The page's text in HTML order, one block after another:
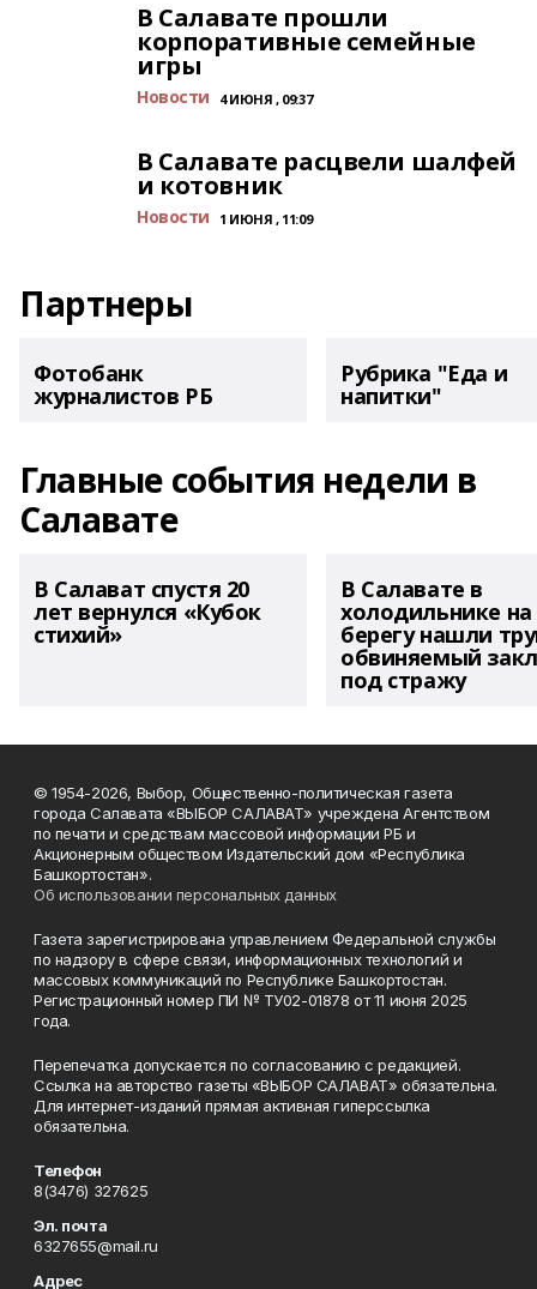
В Салавате прошли
корпоративные семейные
игры
Новости 4 ИЮНЯ , 09:37
В Салавате расцвели шалфей
и котовник
Новости 1 ИЮНЯ , 11:09
Партнеры
Фотобанк
журналистов РБ
Рубрика "Еда и
напитки"
Главные события недели в
Салавате
В Салават спустя 20
лет вернулся «Кубок
стихий»
В Салавате в
холодильнике на
берегу нашли
обвиняемый
под стражу
© 1954-2026, Выбор, Общественно-политическая газета
города Салавата «ВЫБОР САЛАВАТ» учреждена Агентством
по печати и средствам массовой информации РБ и
Акционерным обществом Издательский дом «Республика
Башкортостан».
Об использовании персональных данных
Газета зарегистрирована управлением Федеральной службы
по надзору в сфере связи, информационных технологий и
массовых коммуникаций по Республике Башкортостан.
Регистрационный номер ПИ № ТУ02-01878 от 11 июня 2025
года.
Перепечатка допускается по согласованию с редакцией.
Ссылка на авторство газеты «ВЫБОР САЛАВАТ» обязательна.
Для интернет-изданий прямая активная гиперссылка
обязательна.
Телефон
8(3476) 327625
Эл. почта
6327655@mail.ru
Адрес